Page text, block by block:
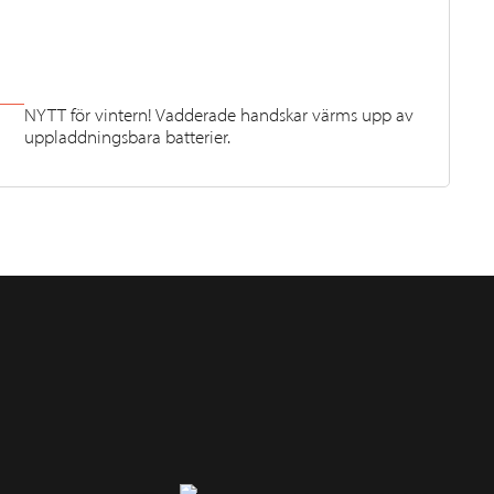
NYTT för vintern! Vadderade handskar värms upp av
uppladdningsbara batterier.